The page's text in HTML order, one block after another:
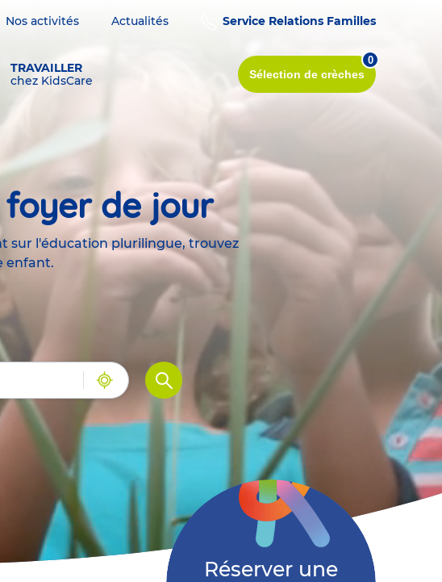
Nos activités Actualités Service Relations Familles
TRAVAILLER
chez KidsCare
Sélection de crèches
0
foyer de jour
sur l'éducation plurilingue, trouvez
enfant.
Me
Filtrer
Réserver une